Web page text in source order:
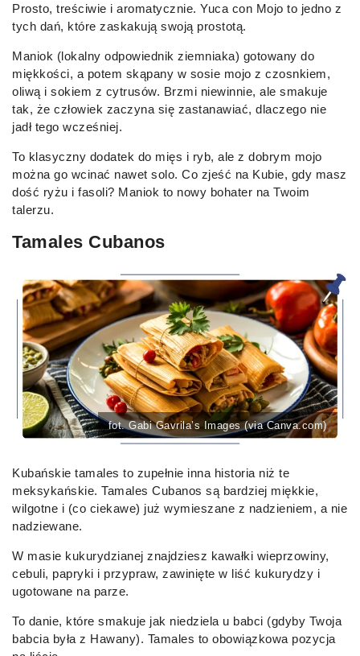
Prosto, treściwie i aromatycznie. Yuca con Mojo to jedno z
tych dań, które zaskakują swoją prostotą.
Maniok (lokalny odpowiednik ziemniaka) gotowany do
miękkości, a potem skąpany w sosie mojo z czosnkiem,
oliwą i sokiem z cytrusów. Brzmi niewinnie, ale smakuje
tak, że człowiek zaczyna się zastanawiać, dlaczego nie
jadł tego wcześniej.
To klasyczny dodatek do mięs i ryb, ale z dobrym mojo
można go wcinać nawet solo. Co zjeść na Kubie, gdy masz
dość ryżu i fasoli? Maniok to nowy bohater na Twoim
talerzu.
Tamales Cubanos
fot. Gabi Gavrila’s Images (via Canva.com)
Kubańskie tamales to zupełnie inna historia niż te
meksykańskie. Tamales Cubanos są bardziej miękkie,
wilgotne i (co ciekawe) już wymieszane z nadzieniem, a nie
nadziewane.
W masie kukurydzianej znajdziesz kawałki wieprzowiny,
cebuli, papryki i przypraw, zawinięte w liść kukurydzy i
ugotowane na parze.
To danie, które smakuje jak niedziela u babci (gdyby Twoja
babcia była z Hawany). Tamales to obowiązkowa pozycja